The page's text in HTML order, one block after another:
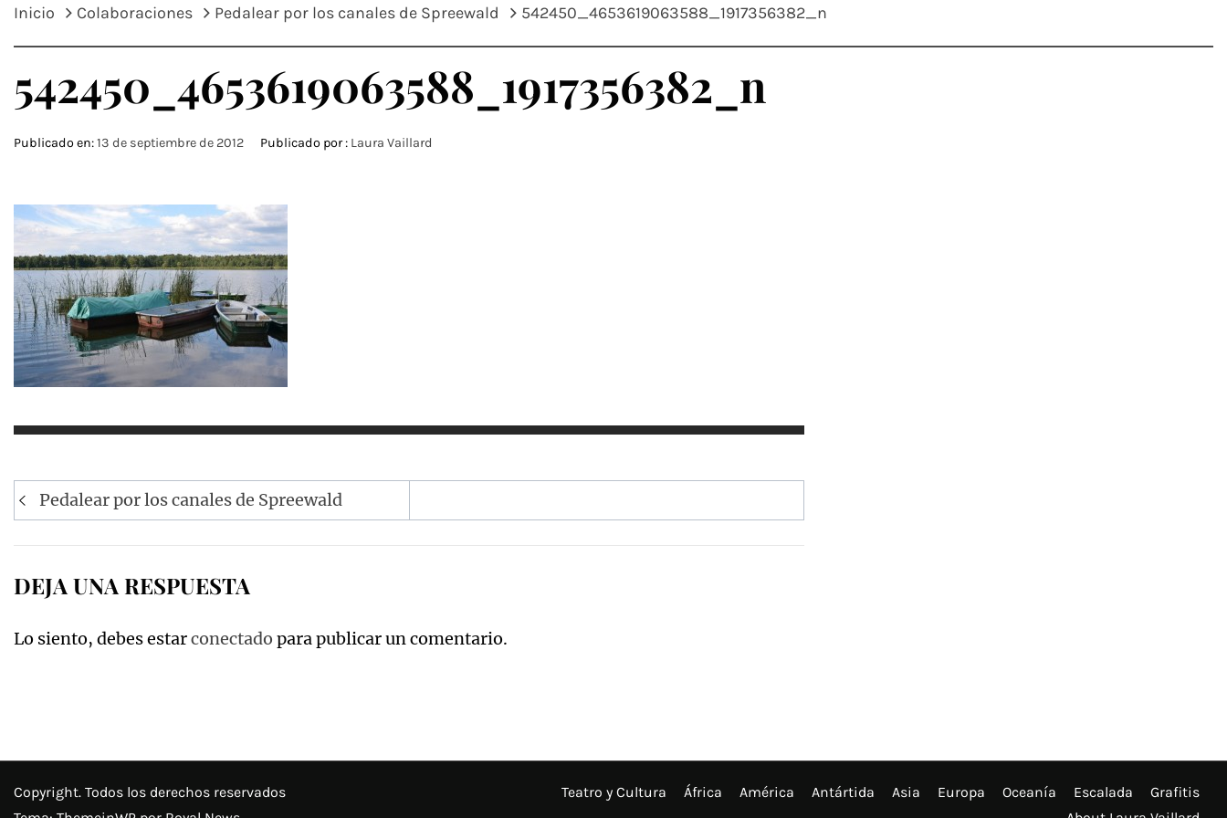
Inicio Colaboraciones Pedalear por los canales de Spreewald 542450_4653619063588_1917356382_n
542450_4653619063588_1917356382_n
Publicado en:13 de septiembre de 2012 Publicado por : Laura Vaillard
Navegación
de
Pedalear por los canales de Spreewald
DEJA UNA RESPUESTA
Lo siento, debes estarconectado para publicar un comentario.
Copyright. Todos los derechos reservados
Teatro y Cultura África América Antártida Asia Europa Oceanía Escalada
Grafitis